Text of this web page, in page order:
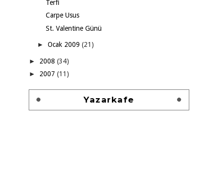
Terfi
Carpe Usus
St. Valentine Günü
► Ocak 2009 (21)
► 2008 (34)
► 2007 (11)
Yazarkafe